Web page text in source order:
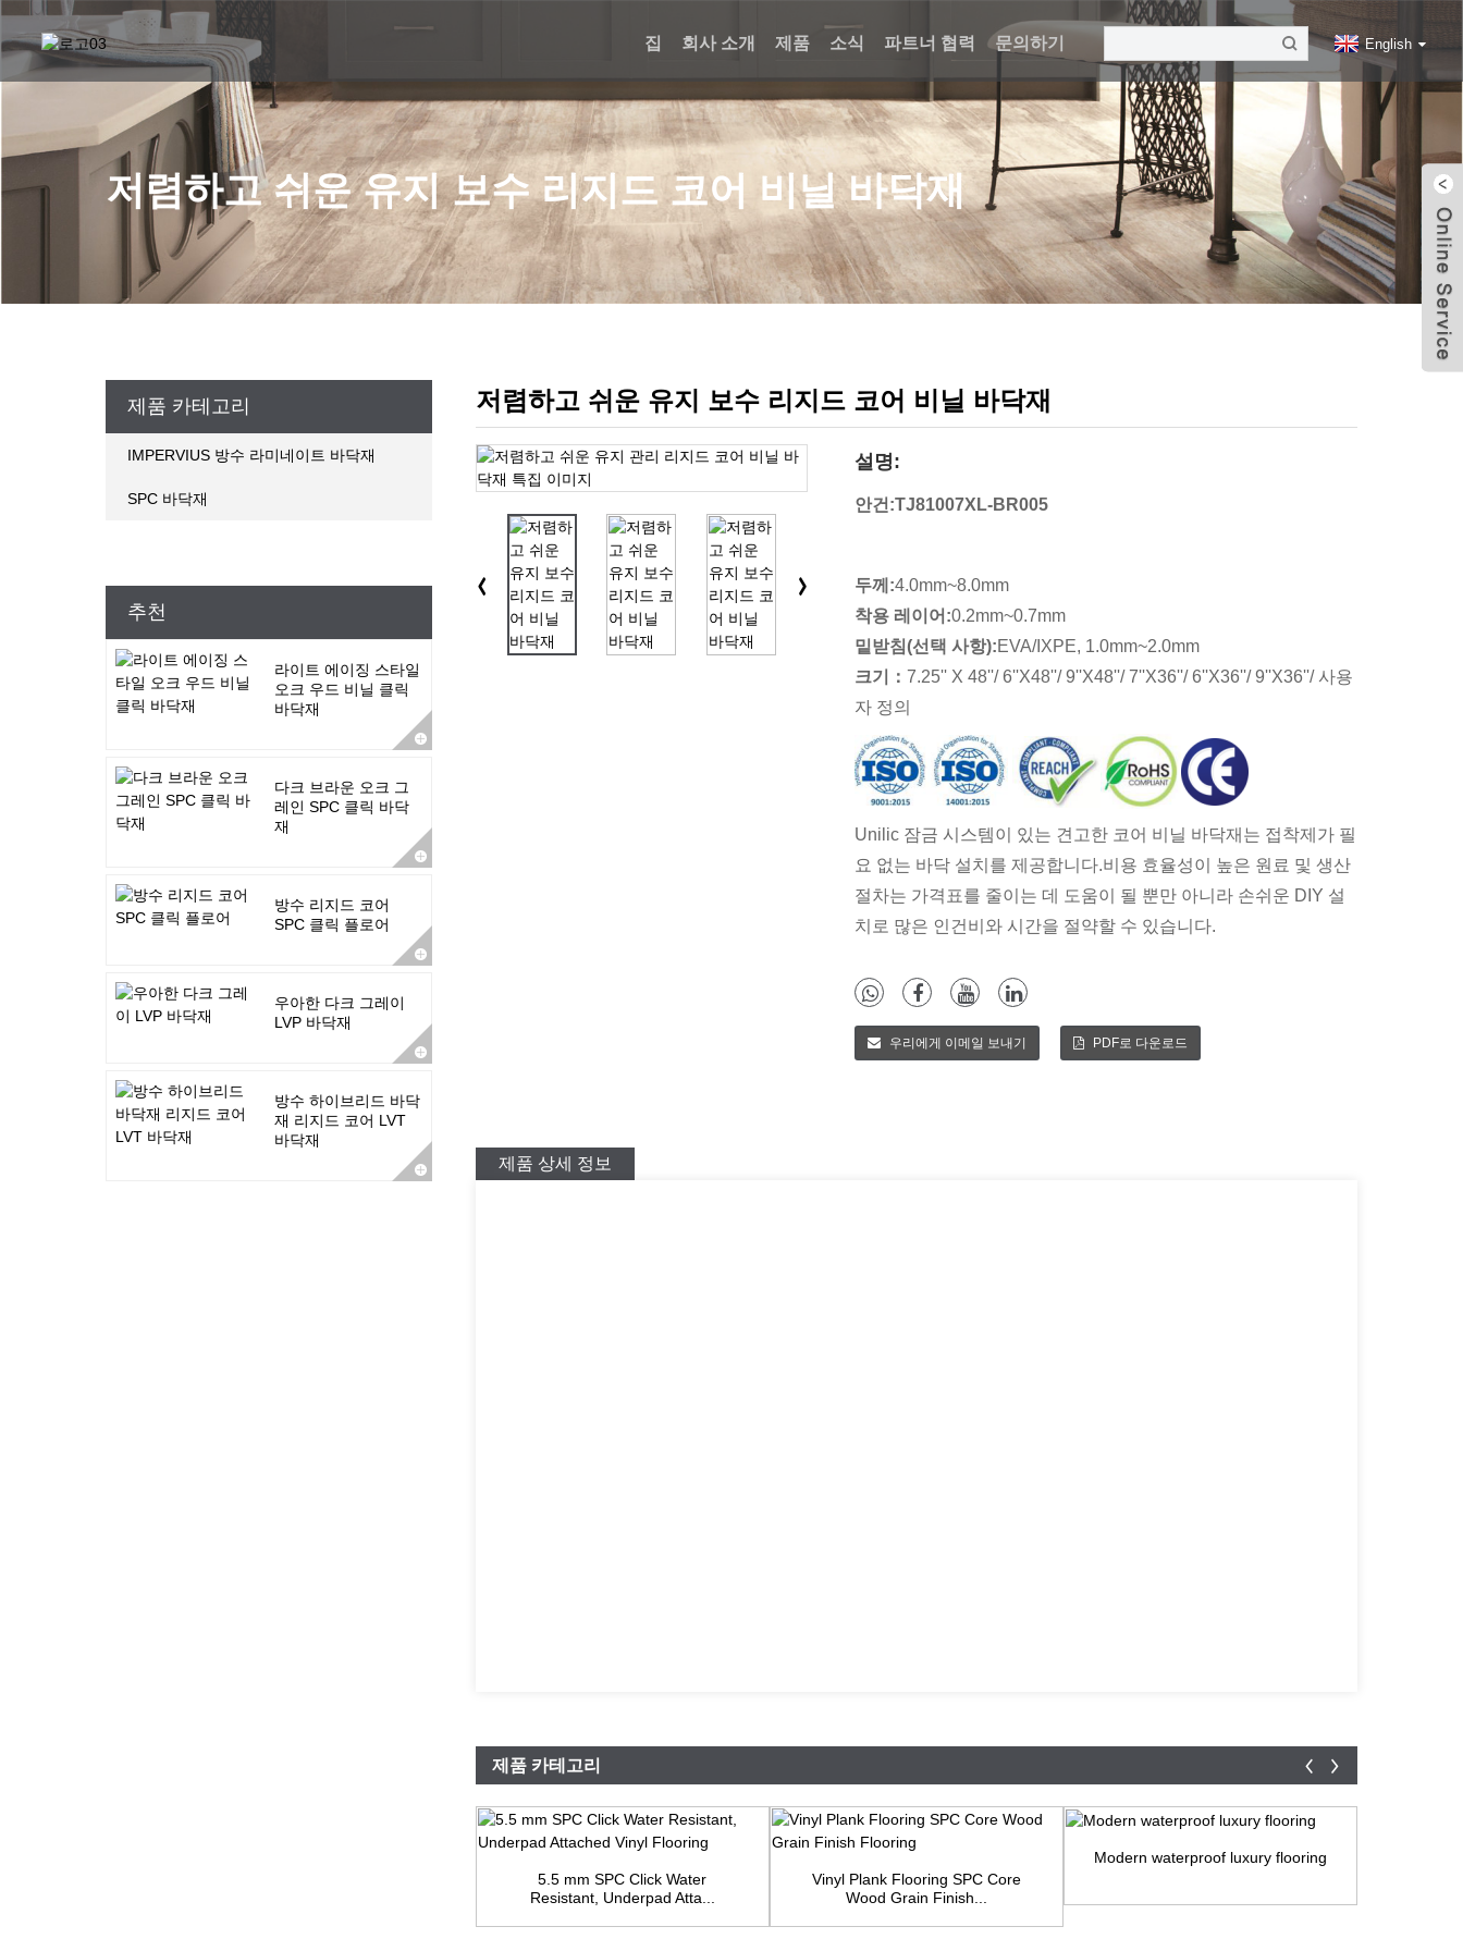
집 회사 소개 제품 소식 파트너 협력 문의하기 English
저렴하고 쉬운 유지 보수 리지드 코어 비닐 바닥재
제품 카테고리
IMPERVIUS 방수 라미네이트 바닥재
SPC 바닥재
추천
라이트 에이징 스타일
오크 우드 비닐 클릭
바닥재
다크 브라운 오크 그
레인 SPC 클릭 바닥
재
방수 리지드 코어
SPC 클릭 플로어
우아한 다크 그레이
LVP 바닥재
방수 하이브리드 바닥
재 리지드 코어 LVT
바닥재
저렴하고 쉬운 유지 보수 리지드 코어 비닐 바닥재
설명:
안건:TJ81007XL-BR005
두께:4.0mm~8.0mm
착용 레이어:0.2mm~0.7mm
밑받침(선택 사항):EVA/IXPE, 1.0mm~2.0mm
크기
：7.25'' X 48''/ 6''X48''/ 9''X48''/ 7''X36''/ 6''X36''/ 9''X36''/ 사용
자 정의
Unilic 잠금 시스템이 있는 견고한 코어 비닐 바닥재는 접착제가 필
요 없는 바닥 설치를 제공합니다.비용 효율성이 높은 원료 및 생산
절차는 가격표를 줄이는 데 도움이 될 뿐만 아니라 손쉬운 DIY 설
치로 많은 인건비와 시간을 절약할 수 있습니다.
우리에게 이메일 보내기 PDF로 다운로드
제품 상세 정보
제품 카테고리
5.5 mm SPC Click Water
Resistant, Underpad Atta...
Vinyl Plank Flooring SPC Core
Wood Grain Finish...
Modern waterproof luxury flooring